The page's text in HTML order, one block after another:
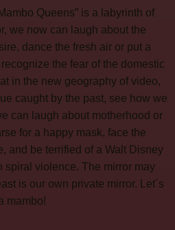
Queens” is a labyrinth of
we now can laugh about the
dance the fresh air or put a
the fear of the domestic
in the new geography of video,
caught by the past, see how we
can laugh about motherhood or
for a happy mask, face the
and be terrified of a Walt Disney
spiral violence. The mirror may
is our own private mirror. Let´s
mambo!